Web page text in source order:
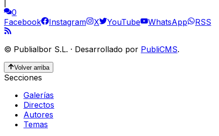
0
Facebook
Instagram X YouTube WhatsApp RSS
© Publialbor S.L. · Desarrollado por PubliCMS.
Volver arriba
Secciones
Galerías
Directos
Autores
Temas